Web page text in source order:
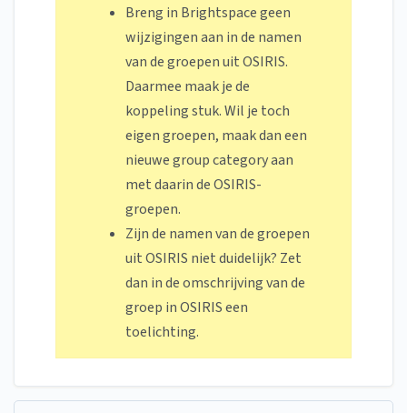
Breng in Brightspace geen
wijzigingen aan in de namen
van de groepen uit OSIRIS.
Daarmee maak je de
koppeling stuk. Wil je toch
eigen groepen, maak dan een
nieuwe group category aan
met daarin de OSIRIS-
groepen.
Zijn de namen van de groepen
uit OSIRIS niet duidelijk? Zet
dan in de omschrijving van de
groep in OSIRIS een
toelichting.